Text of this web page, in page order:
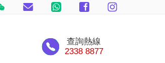
查詢熱線
2338 8877